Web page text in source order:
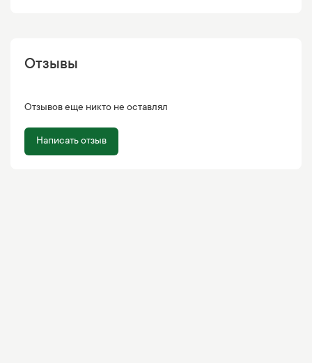
Отзывы
Отзывов еще никто не оставлял
Написать отзыв